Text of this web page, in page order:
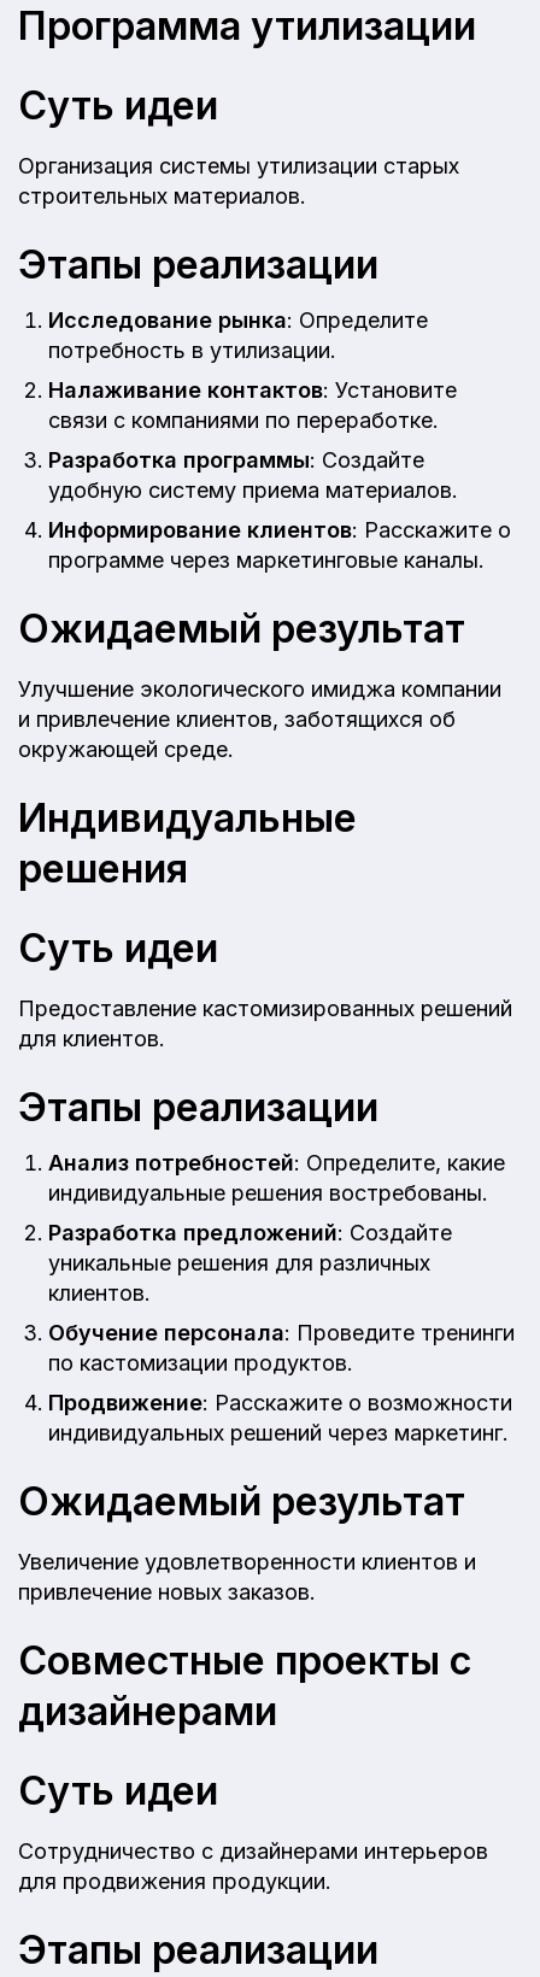
Программа утилизации
Суть идеи
Организация системы утилизации старых
строительных материалов.
Этапы реализации
Исследование рынка: Определите
потребность в утилизации.
Налаживание контактов: Установите
связи с компаниями по переработке.
Разработка программы: Создайте
удобную систему приема материалов.
Информирование клиентов: Расскажите о
программе через маркетинговые каналы.
Ожидаемый результат
Улучшение экологического имиджа компании
и привлечение клиентов, заботящихся об
окружающей среде.
Индивидуальные
решения
Суть идеи
Предоставление кастомизированных решений
для клиентов.
Этапы реализации
Анализ потребностей: Определите, какие
индивидуальные решения востребованы.
Разработка предложений: Создайте
уникальные решения для различных
клиентов.
Обучение персонала: Проведите тренинги
по кастомизации продуктов.
Продвижение: Расскажите о возможности
индивидуальных решений через маркетинг.
Ожидаемый результат
Увеличение удовлетворенности клиентов и
привлечение новых заказов.
Совместные проекты с
дизайнерами
Суть идеи
Сотрудничество с дизайнерами интерьеров
для продвижения продукции.
Этапы реализации